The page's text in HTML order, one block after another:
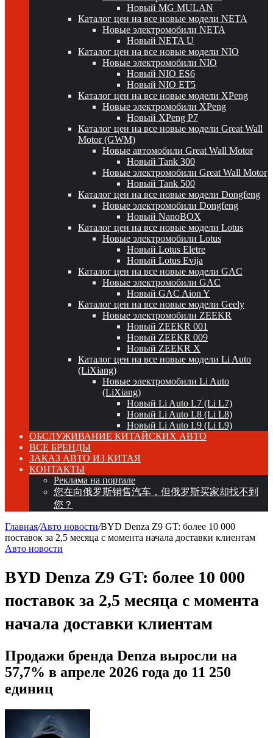
Новый MG MULAN
Каталог цен на все новые модели NETA
Новые электромобили NETA
Новый NETA U
Каталог цен на все новые модели NIO
Новые электромобили NIO
Новый NIO ES6
Новый NIO ET5
Каталог цен на все новые модели XPeng
Новые электромобили XPeng
Новый XPeng P7
Каталог цен на все новые модели Great Wall
Motor (GWM)
Новые автомобили Great Wall Motor
Новый Tank 300
Новые электромобили Great Wall Motor
Новый Tank 500
Каталог цен на все новые модели Dongfeng
Новые электромобили Dongfeng
Новый NanoBOX
Каталог цен на все новые модели Lotus
Новые электромобили Lotus
Новый Lotus Eletre
Новый Lotus Evija
Каталог цен на все новые модели GAC
Новые электромобили GAC
Новый GAC Aion Y
Каталог цен на все новые модели Geely
Новые электромобили ZEEKR
Новый ZEEKR 001
Новый ZEEKR 009
Новый ZEEKR X
Каталог цен на все новые модели Li Auto
(LiXiang)
Новые электромобили Li Auto
(LiXiang)
Новый Li Auto L7 (Li L7)
Новый Li Auto L8 (Li L8)
Новый Li Auto L9 (Li L9)
ОБСЛУЖИВАНИЕ КИТАЙСКИХ АВТО
ВСЕ БРЕНДЫ
ЗАКАЗ АВТО ИЗ КИТАЯ
КОНТАКТЫ
Реклама на портале
您在向俄罗斯销售汽车，但俄罗斯买家却找不到
您？
Главная/Авто новости/BYD Denza Z9 GT: более 10 000
поставок за 2,5 месяца с момента начала доставки клиентам
Авто новости
BYD Denza Z9 GT: более 10 000
поставок за 2,5 месяца с момента
начала доставки клиентам
Продажи бренда Denza выросли на
57,7% в апреле 2026 года до 11 250
единиц